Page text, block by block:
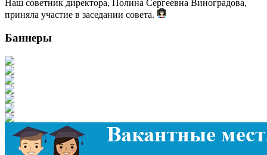
Наш советник директора, Полина Сергеевна Виноградова,
приняла участие в заседании совета.
Баннеры